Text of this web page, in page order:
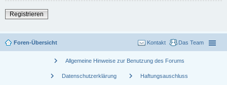
Registrieren
Foren-Übersicht Das Team
Kontakt
chevron_right Allgemeine Hinweise zur Benutzung des Forums
chevron_right Datenschutzerklärung chevron_right Haftungsauschluss